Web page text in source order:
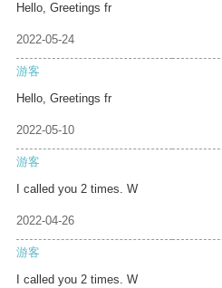
Hello, Greetings fr
2022-05-24
游客
Hello, Greetings fr
2022-05-10
游客
I called you 2 times. W
2022-04-26
游客
I called you 2 times. W